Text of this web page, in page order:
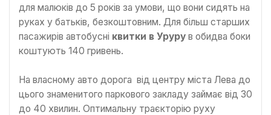
для малюків до 5 років за умови, що вони сидять на
руках у батьків, безкоштовним. Для більш старших
пасажирів автобусні квитки в Уруру в обидва боки
коштують 140 гривень.
На власному авто дорога від центру міста Лева до
цього знаменитого паркового закладу займає від 30
до 40 хвилин. Оптимальну траєкторію руху